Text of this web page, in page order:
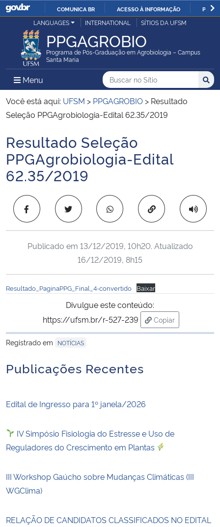
IR
PARA
O
COMUNICA BR ACESSO À INFORMAÇÃO
Ministério da Justiça e Segurança Pública
Ministério da Defesa
Ministério das Relações Exteriores
Ministério da Infraestrutura
Ministério da Agricultura, Pecuária e Abastecimento
Ministério da Educação
Ministério da Ciência, Tecnologia, Inovações e Comunicações
Ministério do Meio Ambiente
Controladoria-Geral da União
Ministério da Mulher, da Família e dos Direitos Humanos
Secretaria de Governo
Gabinete de Segurança Institucional
LANGUAGES INTERNATIONAL SÍTIOS DA UFSM
PPGAGROBIO
Programa de Pós-Graduação em Agrobiologia – Campus
Santa Maria
Menu Menu Principal do Sítio
Busca
Buscar no no Sítio
Busca:
Você está aqui: UFSM > PPGAGROBIO > Resultado
Seleção PPGAgrobiologia-Edital 62.35/2019
Início do conteúdo
Resultado Seleção
PPGAgrobiologia-Edital
62.35/2019
Copiar para área
Publicado em 13/12/2019, 10h20. Atualizado
16/12/2019, 8h15
Resultado_PaginaPPG_Final_4-convertido Baixar
Divulgue este conteúdo:
https://ufsm.br/r-527-239
Copiar
para área de
Registrado em
NOTÍCIAS
Publicações Recentes
Edital de Ingresso para 1º janela/2026
IV Simpósio Fisiologia do Estresse e Uso de
Reguladores do Crescimento em Plantas
III Workshop Gaúcho sobre Mudanças Climáticas (III
WGClima)
RELAÇÃO DE CANDIDATOS CLASSIFICADOS NO EDITAL